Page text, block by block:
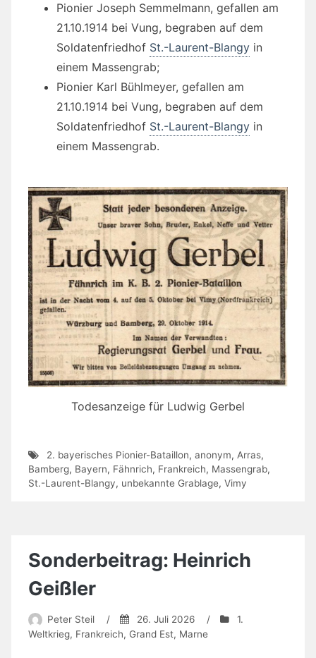
Pionier Joseph Semmelmann, gefallen am
21.10.1914 bei Vung, begraben auf dem
Soldatenfriedhof St.-Laurent-Blangy in
einem Massengrab;
Pionier Karl Bühlmeyer, gefallen am
21.10.1914 bei Vung, begraben auf dem
Soldatenfriedhof St.-Laurent-Blangy in
einem Massengrab.
Todesanzeige für Ludwig Gerbel
2. bayerisches Pionier-Bataillon, anonym, Arras,
Bamberg, Bayern, Fähnrich, Frankreich, Massengrab,
St.-Laurent-Blangy, unbekannte Grablage, Vimy
Sonderbeitrag: Heinrich
Geißler
Peter Steil / 26. Juli 2026 /
1.
Weltkrieg, Frankreich, Grand Est, Marne